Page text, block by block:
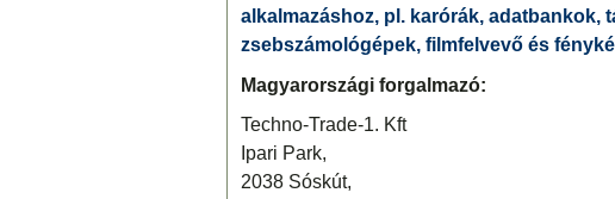
alkalmazáshoz, pl. karórák, adatbankok,
zsebszámológépek, filmfelvevő és
Magyarországi forgalmazó:
Techno-Trade-1. Kft
Ipari Park,
2038 Sóskút,